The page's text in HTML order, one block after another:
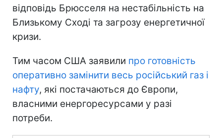
відповідь Брюсселя на нестабільність на
Близькому Сході та загрозу енергетичної
кризи.
Тим часом США заявили про готовність
оперативно замінити весь російський газ і
нафту, які постачаються до Європи,
власними енергоресурсами у разі
потреби.